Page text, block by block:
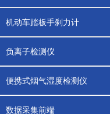
机动车踏板手刹力计
负离子检测仪
便携式烟气湿度检测仪
数据采集前端